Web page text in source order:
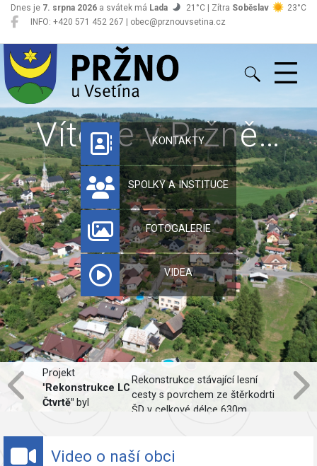
INFO: +420 571 452 267 | obec@prznouvsetina.cz
Dnes je 7. srpna 2026 a svátek má Lada 21°C | Zítra Soběslav 23°C
Pržno
Vítejte v Pržně…
KONTAKTY
SPOLKY A INSTITUCE
FOTOGALERIE
VIDEA
Projekt
"Rekonstrukce LC
Čtvrtě" byl
Rekonstrukce stávající lesní
cesty s povrchem ze štěrkodrti
ŠD v celkové délce 630m,
Video o naší obci